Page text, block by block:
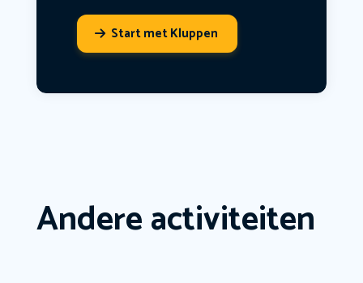
Start met Kluppen
Andere activiteiten